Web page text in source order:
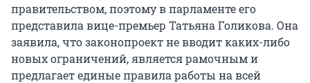
правительством, поэтому в парламенте его
представила вице-премьер Татьяна Голикова. Она
заявила, что законопроект не вводит каких-либо
новых ограничений, является рамочным и
предлагает единые правила работы на всей